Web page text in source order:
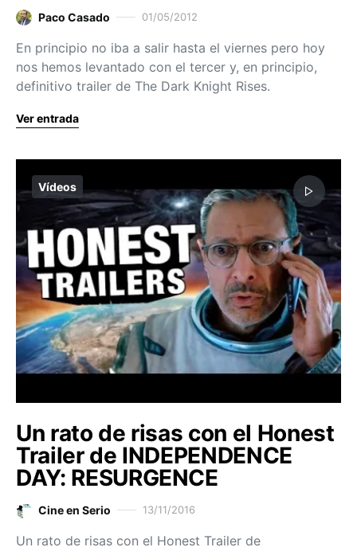
Paco Casado 01/05/2012
En principio no iba a salir hasta el viernes pero hoy
nos hemos levantado con el tercer y, en principio,
definitivo trailer de The Dark Knight Rises.
Ver entrada
Vídeos
Un rato de risas con el Honest
Trailer de INDEPENDENCE
DAY: RESURGENCE
Cine en Serio 13/11/2016
Un rato de risas con el Honest Trailer de